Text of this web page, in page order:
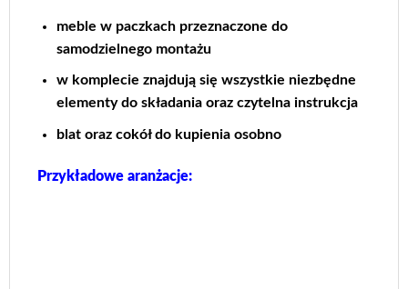
meble w paczkach przeznaczone do
samodzielnego montażu
w komplecie znajdują się wszystkie niezbędne
elementy do składania oraz czytelna instrukcja
blat oraz cokół do kupienia osobno
Przykładowe aranżacje: